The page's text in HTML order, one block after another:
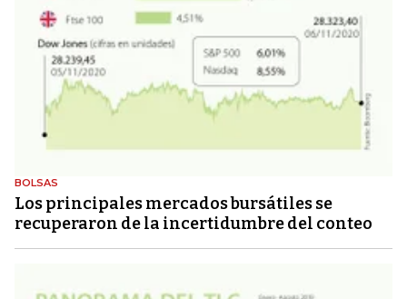
BOLSAS
Los principales mercados bursátiles se
recuperaron de la incertidumbre del conteo